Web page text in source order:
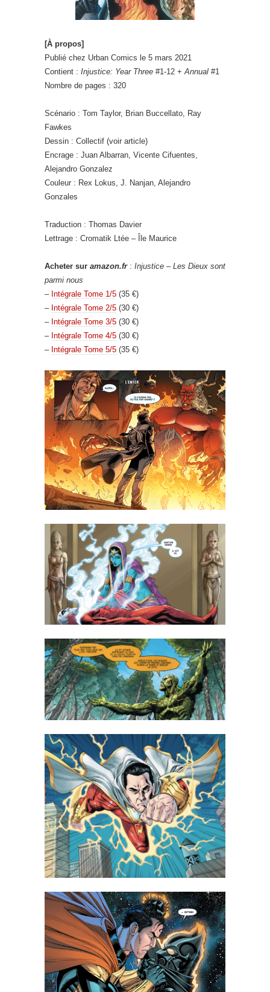
[À propos]
Publié chez Urban Comics le 5 mars 2021
Contient : Injustice: Year Three #1-12 + Annual #1
Nombre de pages : 320
Scénario : Tom Taylor, Brian Buccellato, Ray
Fawkes
Dessin : Collectif (voir article)
Encrage : Juan Albarran, Vicente Cifuentes,
Alejandro Gonzalez
Couleur : Rex Lokus, J. Nanjan, Alejandro
Gonzales
Traduction : Thomas Davier
Lettrage : Cromatik Ltée – Île Maurice
Acheter sur amazon.fr: Injustice – Les Dieux sont
parmi nous
– Intégrale Tome 1/5 (35 €)
– Intégrale Tome 2/5 (30 €)
– Intégrale Tome 3/5 (30 €)
– Intégrale Tome 4/5 (30 €)
– Intégrale Tome 5/5 (35 €)